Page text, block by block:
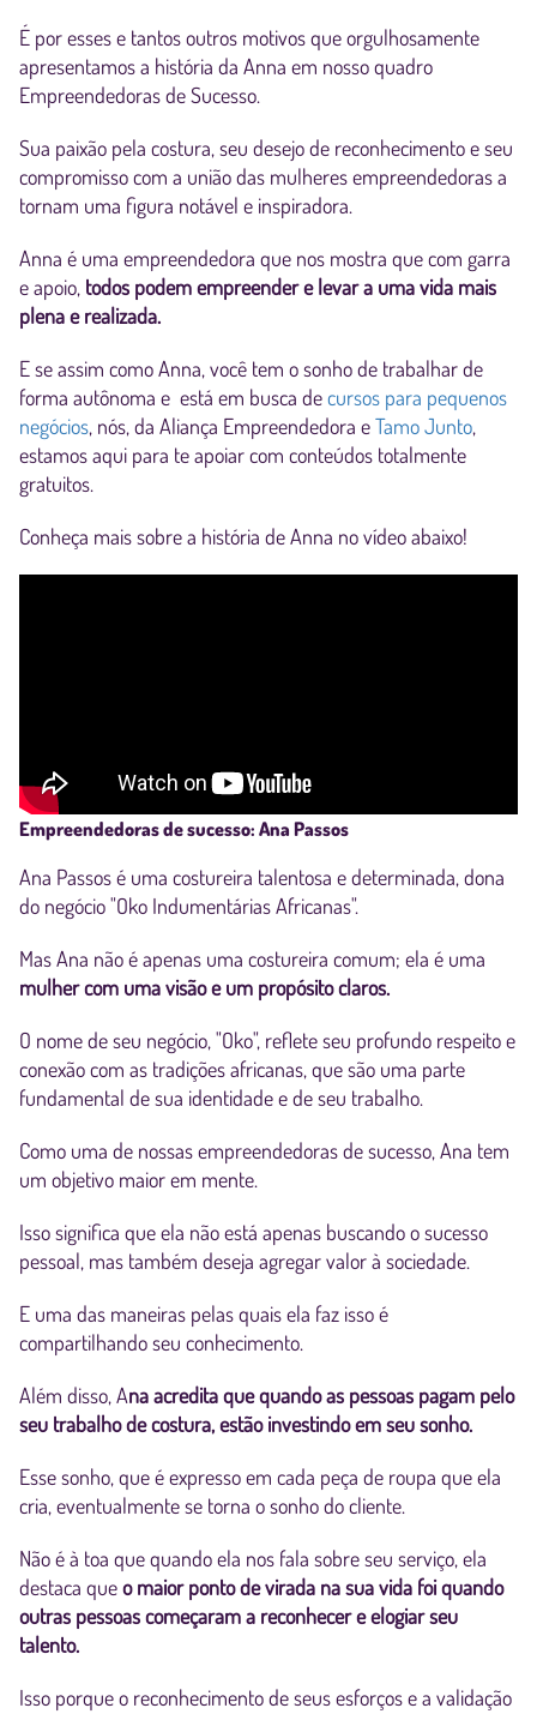
É por esses e tantos outros motivos que orgulhosamente
apresentamos a história da Anna em nosso quadro
Empreendedoras de Sucesso.
Sua paixão pela costura, seu desejo de reconhecimento e seu
compromisso com a união das mulheres empreendedoras a
tornam uma figura notável e inspiradora.
Anna é uma empreendedora que nos mostra que com garra
e apoio, todos podem empreender e levar a uma vida mais
plena e realizada.
E se assim como Anna, você tem o sonho de trabalhar de
forma autônoma e está em busca decursos para pequenos
negócios, nós, da Aliança Empreendedora eTamo Junto,
estamos aqui para te apoiar com conteúdos totalmente
gratuitos.
Conheça mais sobre a história de Anna no vídeo abaixo!
Empreendedoras de sucesso: Ana Passos
Ana Passos é uma costureira talentosa e determinada, dona
do negócio "Oko Indumentárias Africanas".
Mas Ana não é apenas uma costureira comum; ela é uma
mulher com uma visão e um propósito claros.
O nome de seu negócio, "Oko", reflete seu profundo respeito e
conexão com as tradições africanas, que são uma parte
fundamental de sua identidade e de seu trabalho.
Como uma de nossas empreendedoras de sucesso, Ana tem
um objetivo maior em mente.
Isso significa que ela não está apenas buscando o sucesso
pessoal, mas também deseja agregar valor à sociedade.
E uma das maneiras pelas quais ela faz isso é
compartilhando seu conhecimento.
Além disso, Ana acredita que quando as pessoas pagam pelo
seu trabalho de costura, estão investindo em seu sonho.
Esse sonho, que é expresso em cada peça de roupa que ela
cria, eventualmente se torna o sonho do cliente.
Não é à toa que quando ela nos fala sobre seu serviço, ela
destaca queo maior ponto de virada na sua vida foi quando
outras pessoas começaram a reconhecer e elogiar seu
talento.
Isso porque o reconhecimento de seus esforços e a validação